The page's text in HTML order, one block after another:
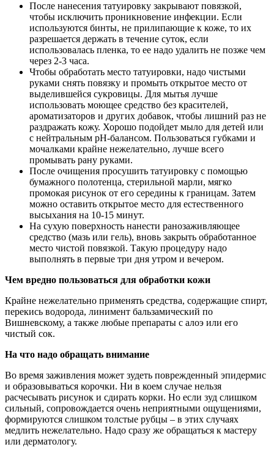
После нанесения татуировку закрывают повязкой,
чтобы исключить проникновение инфекции. Если
используются бинты, не прилипающие к коже, то их
разрешается держать в течение суток, если
использовалась пленка, то ее надо удалить не позже чем
через 2-3 часа.
Чтобы обработать место татуировки, надо чистыми
руками снять повязку и промыть открытое место от
выделившейся сукровицы. Для мытья лучше
использовать моющее средство без красителей,
ароматизаторов и других добавок, чтобы лишний раз не
раздражать кожу. Хорошо подойдет мыло для детей или
с нейтральным рН-балансом. Пользоваться губками и
мочалками крайне нежелательно, лучше всего
промывать рану руками.
После очищения просушить татуировку с помощью
бумажного полотенца, стерильной марли, мягко
промокая рисунок от его середины к границам. Затем
можно оставить открытое место для естественного
высыхания на 10-15 минут.
На сухую поверхность нанести ранозаживляющее
средство (мазь или гель), вновь закрыть обработанное
место чистой повязкой. Такую процедуру надо
выполнять в первые три дня утром и вечером.
Чем вредно пользоваться для обработки кожи
Крайне нежелательно применять средства, содержащие спирт,
перекись водорода, линимент бальзамический по
Вишневскому, а также любые препараты с алоэ или его
чистый сок.
На что надо обращать внимание
Во время заживления может зудеть поврежденный эпидермис
и образовываться корочки. Ни в коем случае нельзя
расчесывать рисунок и сдирать корки. Но если зуд слишком
сильный, сопровождается очень неприятными ощущениями,
формируются слишком толстые рубцы – в этих случаях
медлить нежелательно. Надо сразу же обращаться к мастеру
или дерматологу.